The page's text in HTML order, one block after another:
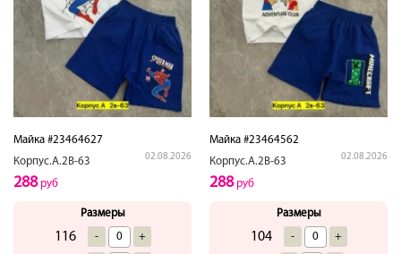
Майка #23464627
Корпус.А.2В-63
02.08.2026
288руб
Размеры
116 - +
Майка #23464562
Корпус.А.2В-63
02.08.2026
288руб
Размеры
104 - +